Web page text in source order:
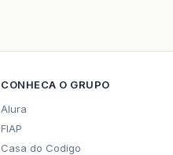
CONHECA O GRUPO
Alura
FIAP
Casa do Codigo